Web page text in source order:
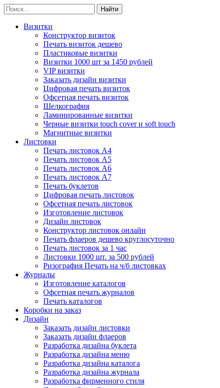
Визитки
Конструктор визиток
Печать визиток дешево
Пластиковые визитки
Визитки 1000 шт за 1450 рублей
VIP визитки
Заказать дизайн визитки
Цифровая печать визиток
Офсетная печать визиток
Шелкография
Ламинированные визитки
Черные визитки touch cover и soft touch
Магнитные визитки
Листовки
Печать листовок А4
Печать листовок А5
Печать листовок А6
Печать листовок А7
Печать буклетов
Цифровая печать листовок
Офсетная печать листовок
Изготовление листовок
Дизайн листовок
Конструктор листовок онлайн
Печать флаеров дешево круглосуточно
Печать листовок за 1 час
Листовки 1000 шт. за 500 рублей
Ризография Печать на ч/б листовках
Журналы
Изготовление каталогов
Офсетная печать журналов
Печать каталогов
Коробки на заказ
Дизайн
Заказать дизайн листовки
Заказать дизайн флаеров
Разработка дизайна буклета
Разработка дизайна меню
Разработка дизайна каталога
Разработка дизайна журнала
Разработка фирменного стиля